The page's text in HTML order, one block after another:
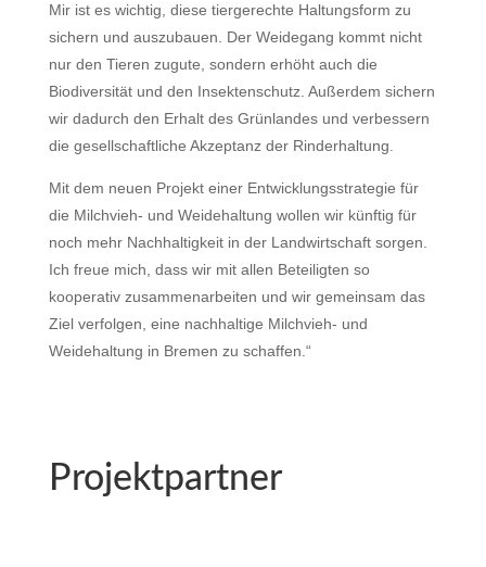
Mir ist es wichtig, diese tiergerechte Haltungsform zu
sichern und auszubauen. Der Weidegang kommt nicht
nur den Tieren zugute, sondern erhöht auch die
Biodiversität und den Insektenschutz. Außerdem sichern
wir dadurch den Erhalt des Grünlandes und verbessern
die gesellschaftliche Akzeptanz der Rinderhaltung.
Mit dem neuen Projekt einer Entwicklungsstrategie für
die Milchvieh- und Weidehaltung wollen wir künftig für
noch mehr Nachhaltigkeit in der Landwirtschaft sorgen.
Ich freue mich, dass wir mit allen Beteiligten so
kooperativ zusammenarbeiten und wir gemeinsam das
Ziel verfolgen, eine nachhaltige Milchvieh- und
Weidehaltung in Bremen zu schaffen.“
Projektpartner